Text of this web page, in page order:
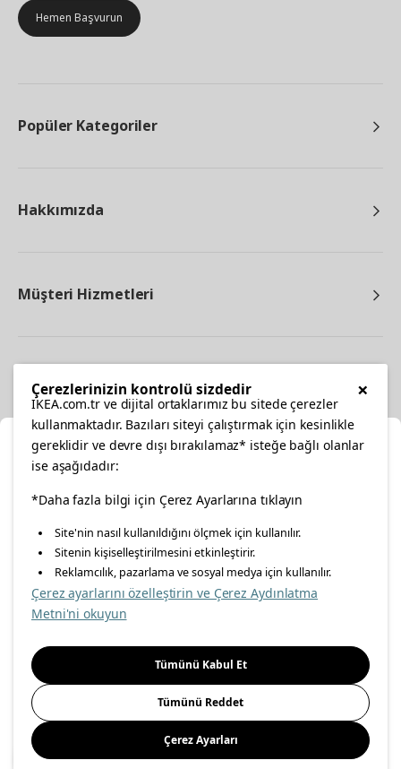
Hemen Başvurun
Popüler Kategoriler
Hakkımızda
Müşteri Hizmetleri
facebooktwitterinstagrampinterestyoutube
linkedin
Enerji Politikası Bilgi Güvenliği Politikası
Gıda Güvenliği Politikası
Önemli Bilgilendirme İnternet Sitesi Gizlilik Politikası
Kişisel Verilerin Korunması
© Inter IKEA Systems B.V 1999-
Konumunuzu Seçin
İnternetten vereceğiniz siparişlerinizde size özel hizmet ve
içerikleri görebilmek için lütfen konumuzu seçin.
İl seçiniz
Seçiniz
Kaydet
×
Çerezlerinizin kontrolü sizdedir
IKEA.com.tr ve dijital ortaklarımız bu sitede çerezler
kullanmaktadır. Bazıları siteyi çalıştırmak için kesinlikle
gereklidir ve devre dışı bırakılamaz* isteğe bağlı olanlar
ise aşağıdadır:
*Daha fazla bilgi için Çerez Ayarlarına tıklayın
Site'nin nasıl kullanıldığını ölçmek için kullanılır.
Sitenin kişiselleştirilmesini etkinleştirir.
Reklamcılık, pazarlama ve sosyal medya için kullanılır.
Çerez ayarlarını özelleştirin ve Çerez Aydınlatma
Metni'ni okuyun
Tümünü Kabul Et
Tümünü Reddet
Çerez Ayarları